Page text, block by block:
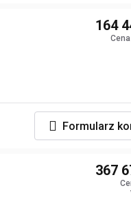
164
Formularz
367